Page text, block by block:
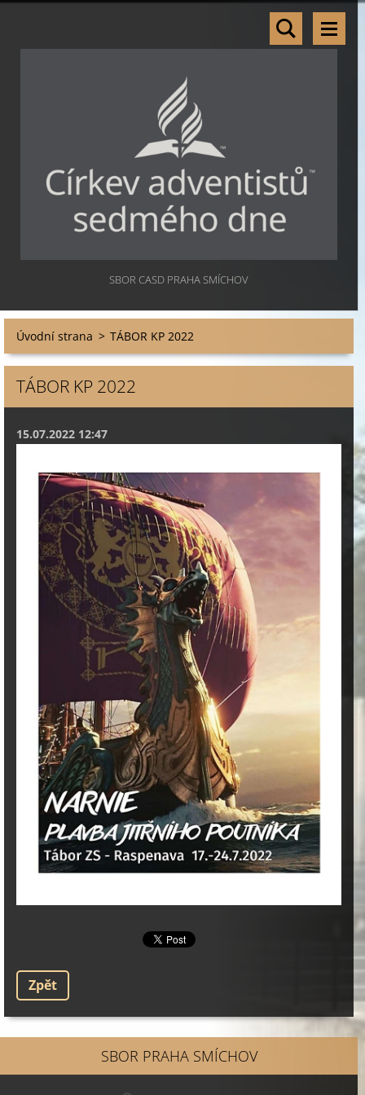
SBOR CASD PRAHA SMÍCHOV
Úvodní strana > TÁBOR KP 2022
TÁBOR KP 2022
15.07.2022 12:47
Zpět
SBOR PRAHA SMÍCHOV